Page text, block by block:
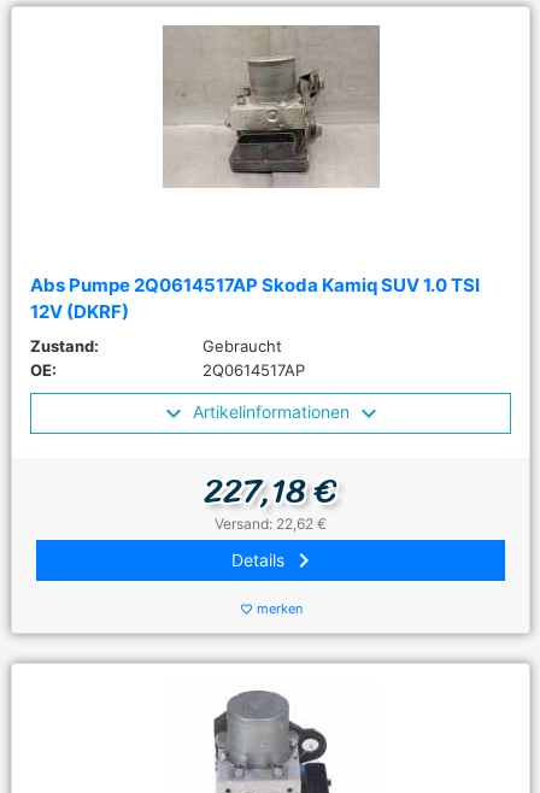
Abs Pumpe 2Q0614517AP Skoda Kamiq SUV 1.0 TSI
12V (DKRF)
Zustand:
Gebraucht
OE:
2Q0614517AP
Artikelinformationen
227,18 €
Versand: 22,62 €
Details keyboard_arrow_right
favorite_border merken